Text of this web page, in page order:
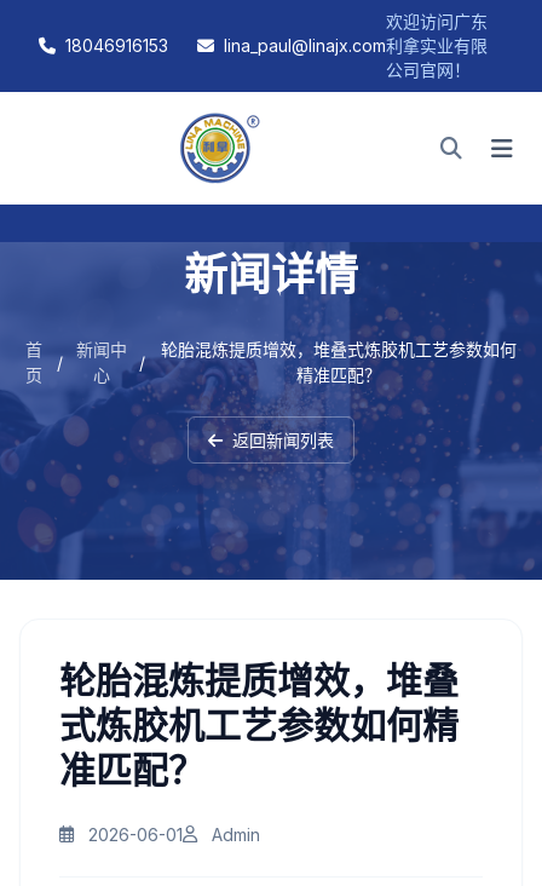
18046916153 lina_paul@linajx.com
欢迎访问广东
利拿实业有限
公司官网！
新闻详情
首
页
/
新闻中
心
/
轮胎混炼提质增效，堆叠式炼胶机工艺参数如何
精准匹配？
返回新闻列表
轮胎混炼提质增效，堆叠
式炼胶机工艺参数如何精
准匹配？
2026-06-01 Admin